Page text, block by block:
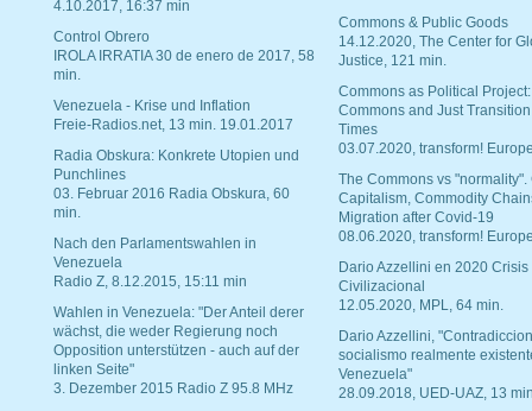
4.10.2017, 16:37 min
Control Obrero
IROLA IRRATIA 30 de enero de 2017, 58
min.
Venezuela - Krise und Inflation
Freie-Radios.net, 13 min. 19.01.2017
Radia Obskura: Konkrete Utopien und
Punchlines
03. Februar 2016 Radia Obskura, 60
min.
Nach den Parlamentswahlen in
Venezuela
Radio Z, 8.12.2015, 15:11 min
Wahlen in Venezuela: "Der Anteil derer
wächst, die weder Regierung noch
Opposition unterstützen - auch auf der
linken Seite"
3. Dezember 2015 Radio Z 95.8 MHz
Commons & Public Goods
14.12.2020, The Center for
Justice, 121 min.
Commons as Political Project:
Commons and Just
Times
03.07.2020, transform!
The Commons vs "normality".
Capitalism, Commodity
Migration after Covid-19
08.06.2020, transform!
Dario Azzellini en 2020 Crisis
Civilizacional
12.05.2020, MPL, 64 min.
Dario Azzellini,
socialismo realmente
Venezuela"
28.09.2018, UED-UAZ, 13